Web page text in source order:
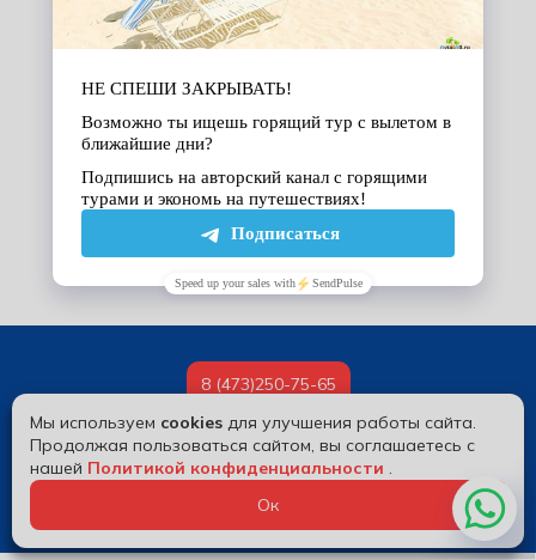
8 (473)250-75-65
© 2026 Alextour
Мы используем cookies для улучшения работы сайта.
Продолжая пользоваться сайтом, вы соглашаетесь с
нашей Политикой конфиденциальности .
Ок